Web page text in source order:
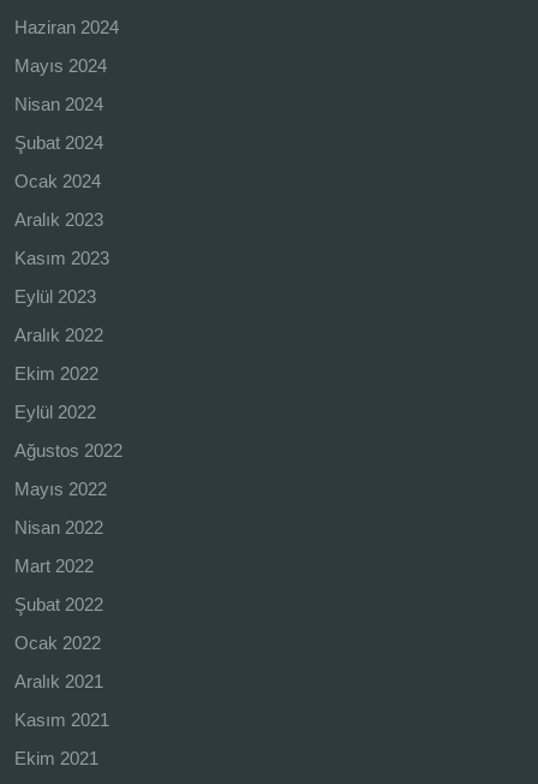
Haziran 2024
Mayıs 2024
Nisan 2024
Şubat 2024
Ocak 2024
Aralık 2023
Kasım 2023
Eylül 2023
Aralık 2022
Ekim 2022
Eylül 2022
Ağustos 2022
Mayıs 2022
Nisan 2022
Mart 2022
Şubat 2022
Ocak 2022
Aralık 2021
Kasım 2021
Ekim 2021